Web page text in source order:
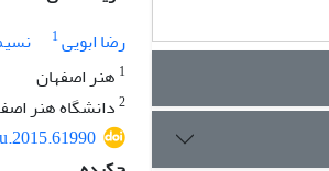
رضا ابویی1
1 هنر اصفهان
2دانشگاه هنر